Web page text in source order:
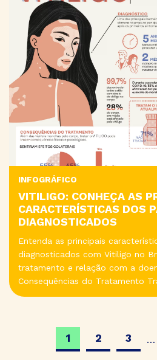
INFOGRÁFICO
VITILIGO: CONHEÇA AS
CARACTERÍSTICAS DOS
DIAGNOSTICADOS
Entenda as principais
diagnosticados com Vitiligo no
tratamento e relação com a
Consequências do Tratamento
1 2 3 …